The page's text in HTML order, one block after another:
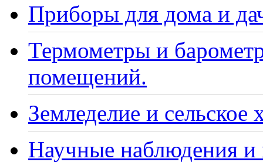
Приборы для дома и
Термометры и
помещений.
Земледелие и сельское
Научные наблюдения и